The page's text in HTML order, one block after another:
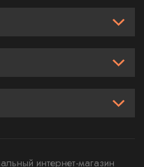
интернет-магазин